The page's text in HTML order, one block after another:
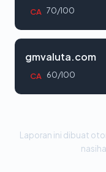
CA 70/100
gmvaluta.com
CA 60/100
Laporan ini dibuat